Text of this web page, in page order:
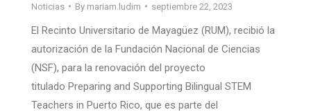
Noticias By mariam.ludim septiembre 22, 2023
El Recinto Universitario de Mayagüez (RUM), recibió la
autorización de la Fundación Nacional de Ciencias
(NSF), para la renovación del proyecto
titulado Preparing and Supporting Bilingual STEM
Teachers in Puerto Rico, que es parte del